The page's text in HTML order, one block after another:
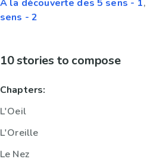
À la découverte des 5 sens - 1,
sens - 2
10 stories to compose
Chapters:
L'Oeil
L'Oreille
Le Nez